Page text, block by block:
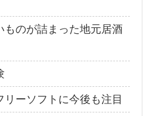
ものが詰まった地元居酒
リーソフトに今後も注目